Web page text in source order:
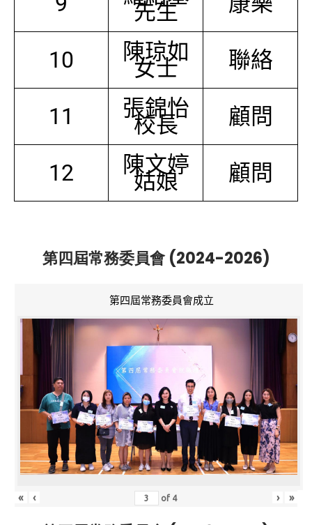
先生
10 陳琼如
女士 聯絡
11 張錦怡
校長 顧問
12 陳文婷
姑娘 顧問
第四屆常務委員會 (2024-2026)
第四屆常務委員會成立
« ‹ of 4 › »